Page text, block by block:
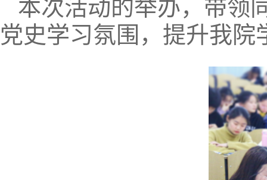
本次活动的举办，带领
党史学习氛围，提升我院